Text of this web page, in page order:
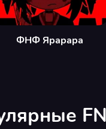
ФНФ Ярарара